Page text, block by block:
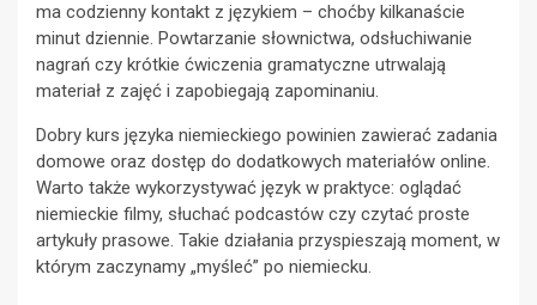
ma codzienny kontakt z językiem – choćby kilkanaście
minut dziennie. Powtarzanie słownictwa, odsłuchiwanie
nagrań czy krótkie ćwiczenia gramatyczne utrwalają
materiał z zajęć i zapobiegają zapominaniu.
Dobry kurs języka niemieckiego powinien zawierać zadania
domowe oraz dostęp do dodatkowych materiałów online.
Warto także wykorzystywać język w praktyce: oglądać
niemieckie filmy, słuchać podcastów czy czytać proste
artykuły prasowe. Takie działania przyspieszają moment, w
którym zaczynamy „myśleć” po niemiecku.